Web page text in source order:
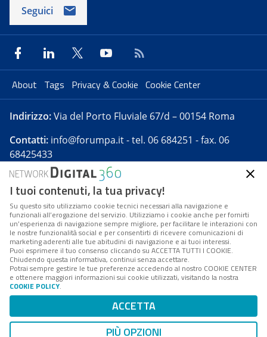
Seguici
About Tags Privacy & Cookie Cookie Center
Indirizzo:Via del Porto Fluviale 67/d – 00154 Roma
Contatti: info@forumpa.it- tel. 06 684251 - fax. 06
68425433
Forumpa.itè una pubblicazione telematica iscritta
presso Registro della stampa del Tribunale di Roma -
Reg. n. 182 del 2 maggio 2008 - Direttore resp. Michela
Stentella
FPA s.r.l. è società soggetta a Direzione e
Coordinamento da parte di Digital360 S.p.A. - FPA s.r.l.
è un'azienda certificata per il sistema di management
Codice Fiscale/Partita IVA n. 10693191008 - R.E.A. Roma
n. 1249791. ISP AWS
Mappa del sito
I tuoi contenuti, la tua privacy!
Su questo sito utilizziamo cookie tecnici necessari alla navigazione e
funzionali all’erogazione del servizio. Utilizziamo i cookie anche per fornirti
un’esperienza di navigazione sempre migliore, per facilitare le interazioni con
le nostre funzionalità social e per consentirti di ricevere comunicazioni di
marketing aderenti alle tue abitudini di navigazione e ai tuoi interessi.
Puoi esprimere il tuo consenso cliccando su ACCETTA TUTTI I COOKIE.
Chiudendo questa informativa, continui senza accettare.
Potrai sempre gestire le tue preferenze accedendo al nostro COOKIE CENTER
e ottenere maggiori informazioni sui cookie utilizzati, visitando la nostra
COOKIE POLICY.
ACCETTA
PIÙ OPZIONI